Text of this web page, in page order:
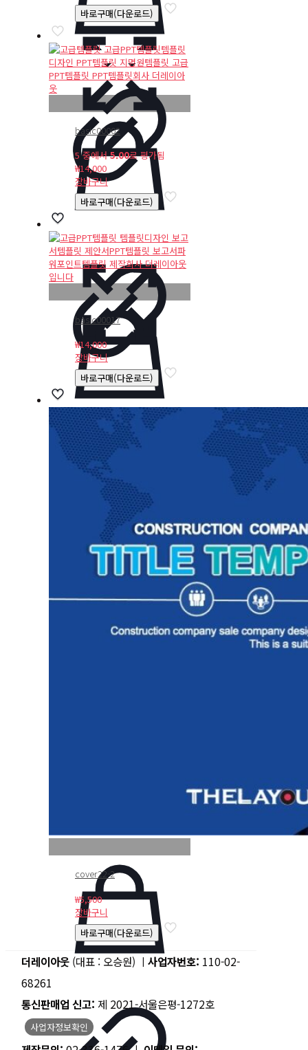
바로구매(다운로드)
basic00002
5 중에서5.00로 평가됨
₩14,000
장바구니
바로구매(다운로드)
basic00017
₩14,000
장바구니
바로구매(다운로드)
cover22-2
₩5,500
장바구니
바로구매(다운로드)
더레이아웃 (대표 : 오승원) ㅣ 사업자번호: 110-02-
68261
통신판매업 신고: 제 2021-서울은평-1272호
사업자정보확인